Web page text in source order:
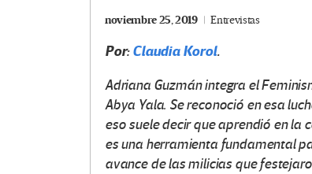
noviembre 25, 2019 Entrevistas
Por:Claudia Korol.
Adriana Guzmán integra el
Abya Yala. Se reconoció en esa
eso suele decir que aprendió en la
es una herramienta fundamental
avance de las milicias que